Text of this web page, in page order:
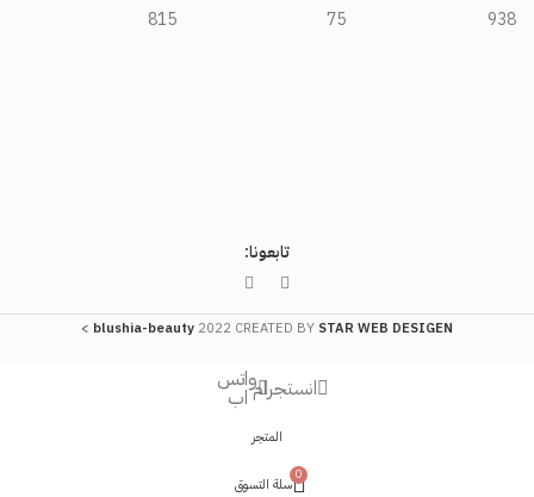
938
75
815
تابعونا:
blushia-beauty 2022 CREATED BY STAR WEB DESIGEN
>
انستجرامواتس
اب
المتجر
0 سلة التسوق